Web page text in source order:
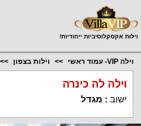
וילות אקסקלוסיביות ייחודיות!
וילה VIP- עמוד ראשי וילות בצפון
וילה לה כינרה
ישוב : מגדל